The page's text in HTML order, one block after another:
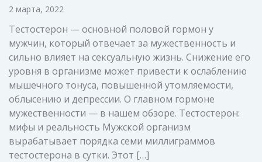
2 марта, 2022
Тестостерон — основной половой гормон у
мужчин, который отвечает за мужественность и
сильно влияет на сексуальную жизнь. Снижение его
уровня в организме может привести к ослаблению
мышечного тонуса, повышенной утомляемости,
облысению и депрессии. О главном гормоне
мужественности — в нашем обзоре. Тестостерон:
мифы и реальность Мужской организм
вырабатывает порядка семи миллиграммов
тестостерона в сутки. Этот […]